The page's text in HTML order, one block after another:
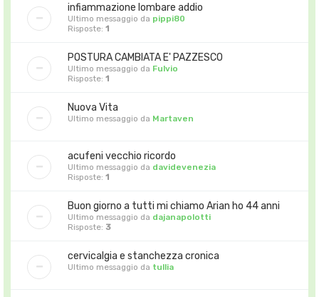
infiammazione lombare addio
Ultimo messaggio da pippi80
Risposte: 1
POSTURA CAMBIATA E' PAZZESCO
Ultimo messaggio da Fulvio
Risposte: 1
Nuova Vita
Ultimo messaggio da Martaven
acufeni vecchio ricordo
Ultimo messaggio da davidevenezia
Risposte: 1
Buon giorno a tutti mi chiamo Arian ho 44 anni
Ultimo messaggio da dajanapolotti
Risposte: 3
cervicalgia e stanchezza cronica
Ultimo messaggio da tullia